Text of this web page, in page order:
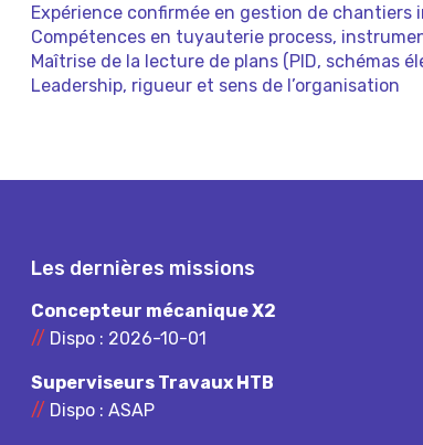
Expérience confirmée en gestion de chantiers
Compétences en tuyauterie process,
Maîtrise de la lecture de plans (PID, schémas
Leadership, rigueur et sens de l’organisation
Les dernières missions
Concepteur mécanique X2
// Dispo : 2026-10-01
Superviseurs Travaux HTB
// Dispo : ASAP